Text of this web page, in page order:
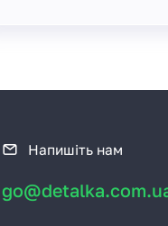
Напишіть нам